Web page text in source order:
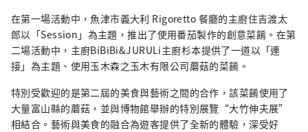
在第一場活動中，魚津市義大利 Rigoretto 餐廳的主廚住吉渡太
郎以「Session」為主題，推出了使用番茄製作的創意菜餚。在第
二場活動中，主廚BiBiBi&JURULi主廚杉本提供了一道以「連
接」為主題、使用玉木森之玉木有限公司蘑菇的菜餚。
特別受歡迎的是第二屆的美食與藝術之間的合作，該菜餚使用了
大量富山縣的蘑菇，並與博物館舉辦的特別展覽“大竹伸夫展”
相結合。藝術與美食的融合為遊客提供了全新的體驗，深受好